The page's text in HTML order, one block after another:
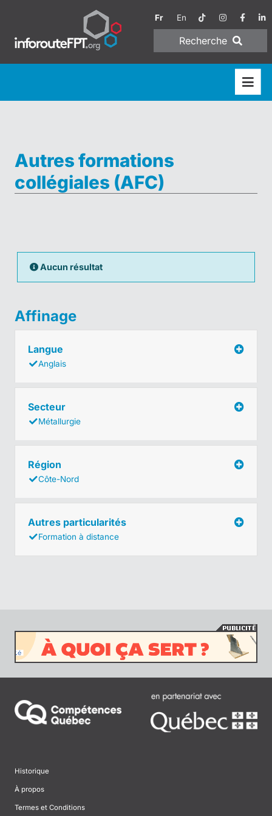
Fr En
Recherche
Autres formations
collégiales (AFC)
Aucun résultat
Affinage
Langue
Anglais
Secteur
Métallurgie
Région
Côte-Nord
Autres particularités
Formation à distance
Historique
À propos
Termes et Conditions